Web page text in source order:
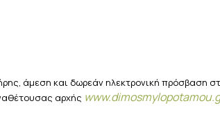
άμεση και δωρεάν ηλεκτρονική
αρχής www.dimosmylopotamou.